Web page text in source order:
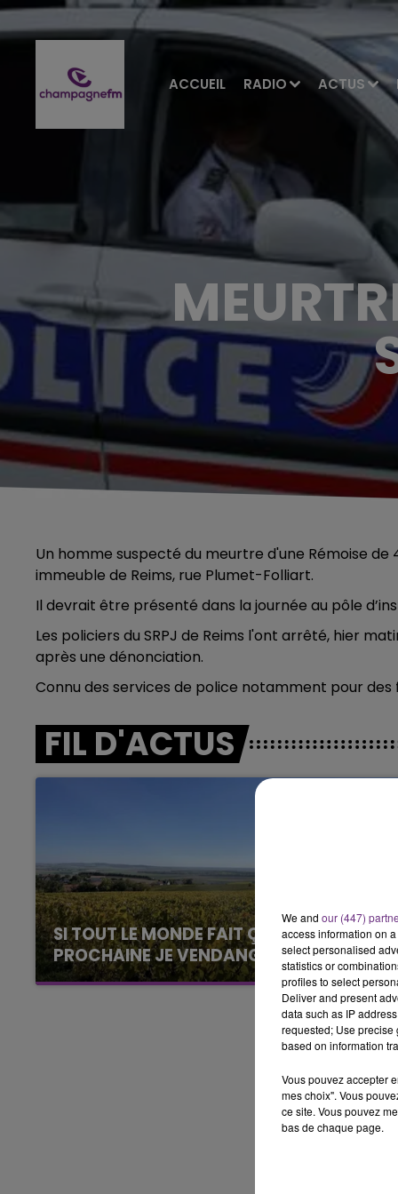
ACCUEIL RADIO ACTUS
5h00 - 6h00
Un homme suspecté du meurtre d'une Rémoise
immeuble de Reims, rue Plumet-Folliart.
Il devrait être présenté dans la journée au pôle
Les policiers du SRPJ de Reims l'ont arrêté, hier
après une dénonciation.
Connu des services de police notamment pour des
FIL D'ACTUS
SI TOUT LE MONDE FAIT ÇA, MOI L'ANNÉE
PROCHAINE JE VENDANGE EN...
La vendange en Champagne a débuté ce jeudi
6 août dans la commune de Montgueux (Aube).
We and our (447)
access information on
select personalised
statistics or
profiles to select
Deliver and present
data such as IP
requested; Use precise
based on information
Vous pouvez accepter
mes choix". Vous
ce site. Vous pouvez
bas de chaque page.